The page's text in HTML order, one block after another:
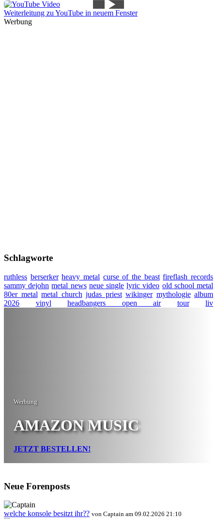
Weiterleitung zu YouTube in neuem Fenster
Werbung
Schlagworte
ruthless berserker heavy metal curse of the beast fireflash records
sammy dejohn metal news neue single lyric video old school metal
80er metal metal church judas priest wikinger mythologie album
2026
vinyl headbangers open air tour liv
Werbung
AMAZON MUSIC
JETZT BESTELLEN!
Neue Forenposts
welche konsole besitzt ihr?? von Captain am 09.02.2026 21:10